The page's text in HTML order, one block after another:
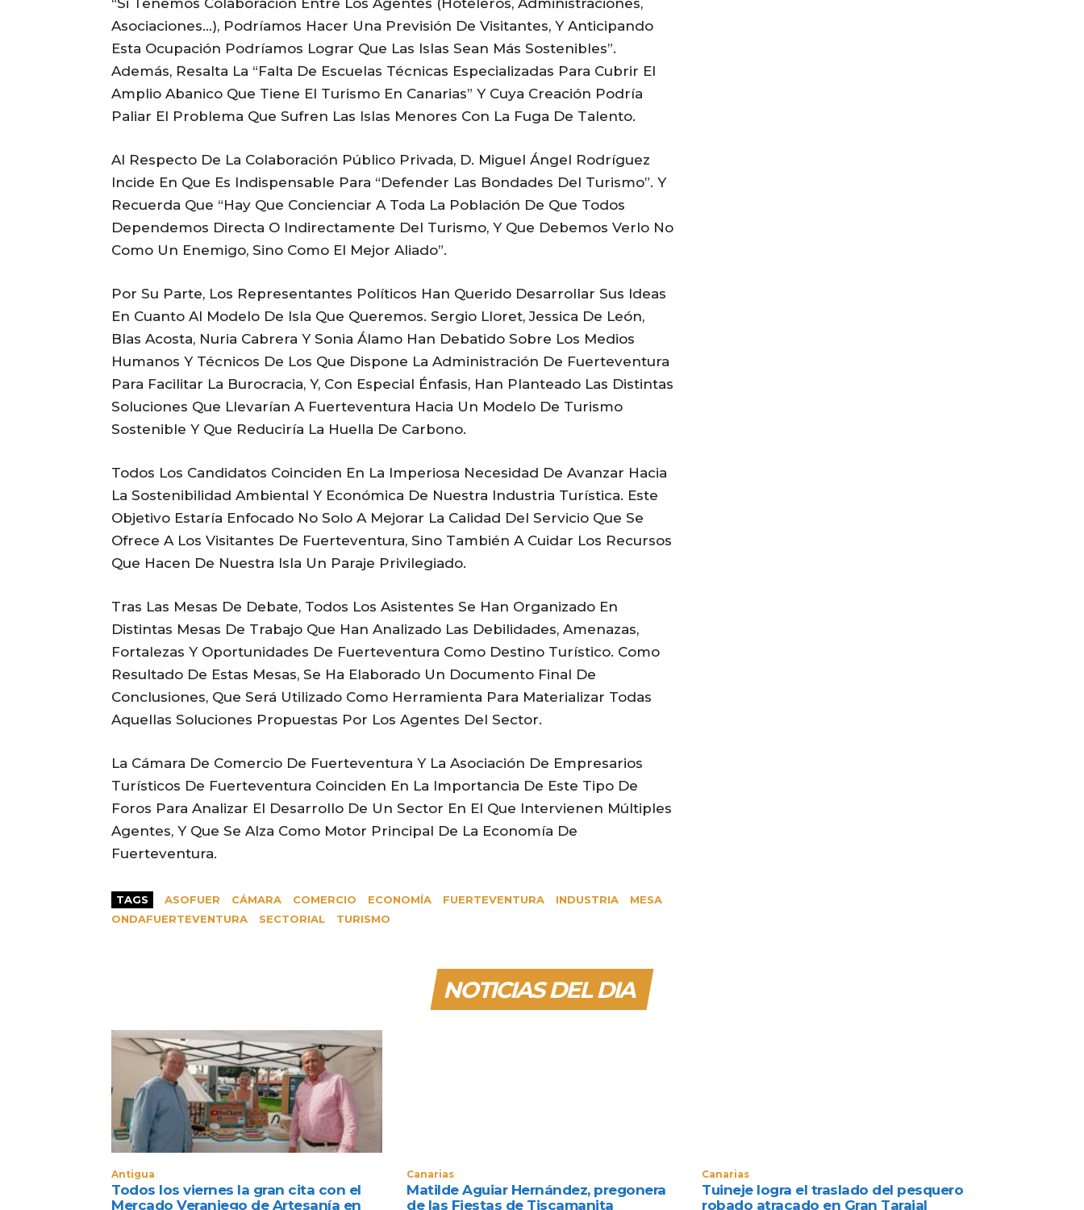
“si Tenemos Colaboración Entre Los Agentes (hoteleros, Administraciones,
Asociaciones…), Podríamos Hacer Una Previsión De Visitantes, Y Anticipando
Esta Ocupación Podríamos Lograr Que Las Islas Sean Más Sostenibles”.
Además, Resalta La “falta De Escuelas Técnicas Especializadas Para Cubrir El
Amplio Abanico Que Tiene El Turismo En Canarias” Y Cuya Creación Podría
Paliar El Problema Que Sufren Las Islas Menores Con La Fuga De Talento.
Al Respecto De La Colaboración Público Privada, D. Miguel Ángel Rodríguez
Incide En Que Es Indispensable Para “defender Las Bondades Del Turismo”. Y
Recuerda Que “hay Que Concienciar A Toda La Población De Que Todos
Dependemos Directa O Indirectamente Del Turismo, Y Que Debemos Verlo No
Como Un Enemigo, Sino Como El Mejor Aliado”.
Por Su Parte, Los Representantes Políticos Han Querido Desarrollar Sus Ideas
En Cuanto Al Modelo De Isla Que Queremos. Sergio Lloret, Jessica De León,
Blas Acosta, Nuria Cabrera Y Sonia Álamo Han Debatido Sobre Los Medios
Humanos Y Técnicos De Los Que Dispone La Administración De Fuerteventura
Para Facilitar La Burocracia, Y, Con Especial Énfasis, Han Planteado Las Distintas
Soluciones Que Llevarían A Fuerteventura Hacia Un Modelo De Turismo
Sostenible Y Que Reduciría La Huella De Carbono.
Todos Los Candidatos Coinciden En La Imperiosa Necesidad De Avanzar Hacia
La Sostenibilidad Ambiental Y Económica De Nuestra Industria Turística. Este
Objetivo Estaría Enfocado No Solo A Mejorar La Calidad Del Servicio Que Se
Ofrece A Los Visitantes De Fuerteventura, Sino También A Cuidar Los Recursos
Que Hacen De Nuestra Isla Un Paraje Privilegiado.
Tras Las Mesas De Debate, Todos Los Asistentes Se Han Organizado En
Distintas Mesas De Trabajo Que Han Analizado Las Debilidades, Amenazas,
Fortalezas Y Oportunidades De Fuerteventura Como Destino Turístico. Como
Resultado De Estas Mesas, Se Ha Elaborado Un Documento Final De
Conclusiones, Que Será Utilizado Como Herramienta Para Materializar Todas
Aquellas Soluciones Propuestas Por Los Agentes Del Sector.
La Cámara De Comercio De Fuerteventura Y La Asociación De Empresarios
Turísticos De Fuerteventura Coinciden En La Importancia De Este Tipo De
Foros Para Analizar El Desarrollo De Un Sector En El Que Intervienen Múltiples
Agentes, Y Que Se Alza Como Motor Principal De La Economía De
Fuerteventura.
TAGS ASOFUER CÁMARA COMERCIO ECONOMÍA FUERTEVENTURA INDUSTRIA
MESA
ONDAFUERTEVENTURA
SECTORIAL TURISMO
NOTICIAS DEL DIA
Antigua
Todos los viernes la gran cita con el
Mercado Veraniego de Artesanía en
Canarias
Matilde Aguiar Hernández, pregonera
de las Fiestas de Tiscamanita
Canarias
Tuineje logra el traslado del pesquero
robado atracado en Gran Tarajal